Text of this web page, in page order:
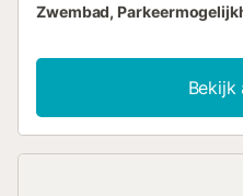
Zwembad,
Bekijk